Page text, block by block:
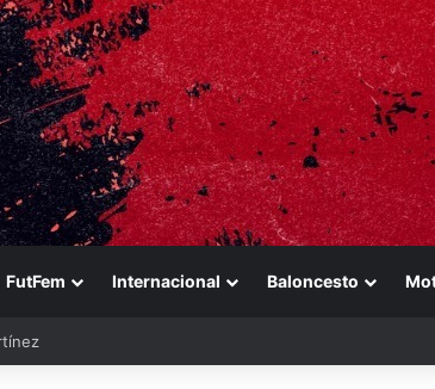
FutFem Internacional Baloncesto